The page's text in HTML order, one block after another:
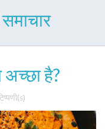
अच्छा है?